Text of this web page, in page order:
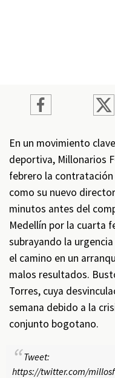
En un movimiento
deportiva, Millonarios
febrero la
como su nuevo
minutos antes del
Medellín por la cuarta
subrayando la
el camino en un
malos resultados.
Torres, cuya
semana debido a la
conjunto bogotano.
Tweet:
https://twitter.com/